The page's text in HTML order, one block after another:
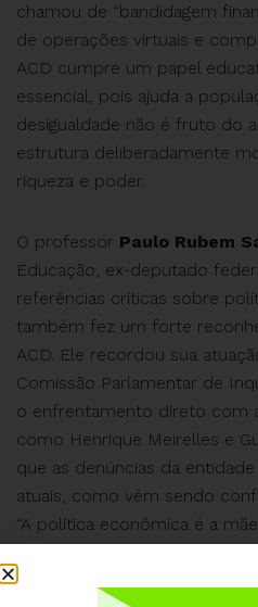
chamou de “bandidagem
de operações virtuais e
ACD cumpre um papel
essencial, pois ajuda a
desigualdade não é fruto do
estrutura deliberadamente
riqueza e poder.
O professor Paulo Rubem
Educação, ex-deputado
referências críticas sobre
também fez um forte
ACD. Ele recordou sua
Comissão Parlamentar de
o enfrentamento direto com
como Henrique Meirelles e
que as denúncias da
atuais, como vêm sendo
“A política econômica é a
democracia substantiva,